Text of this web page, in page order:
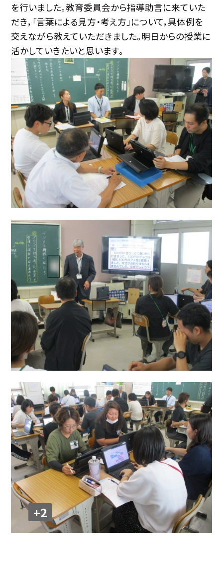
を行いました。教育委員会から指導助言に来ていた
だき，「言葉による見方・考え方」について，具体例を
交えながら教えていただきました。明日からの授業に
活かしていきたいと思います。
+2